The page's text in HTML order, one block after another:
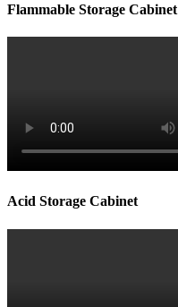
Flammable Storage Cabinet
Acid Storage Cabinet